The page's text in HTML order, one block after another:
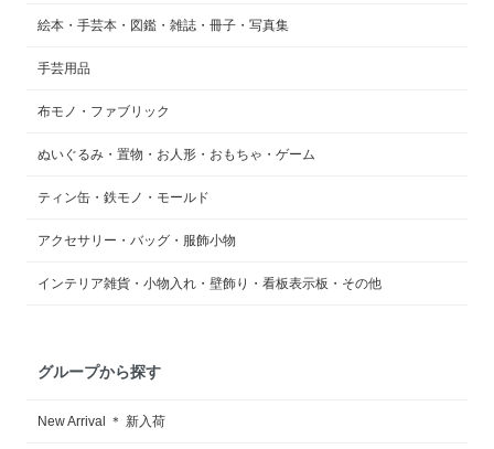
絵本・手芸本・図鑑・雑誌・冊子・写真集
手芸用品
布モノ・ファブリック
ぬいぐるみ・置物・お人形・おもちゃ・ゲーム
ティン缶・鉄モノ・モールド
アクセサリー・バッグ・服飾小物
インテリア雑貨・小物入れ・壁飾り・看板表示板・その他
グループから探す
New Arrival ＊ 新入荷